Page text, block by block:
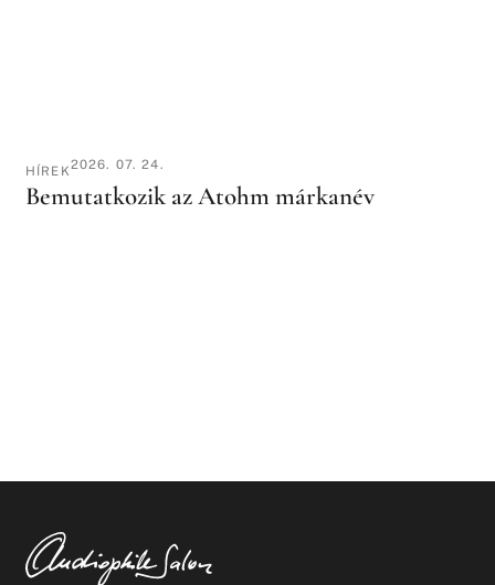
HÍREK2026. 07. 24.
Bemutatkozik az Atohm márkanév